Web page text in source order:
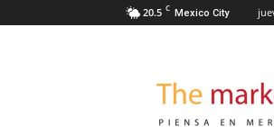
20.5 C Mexico City